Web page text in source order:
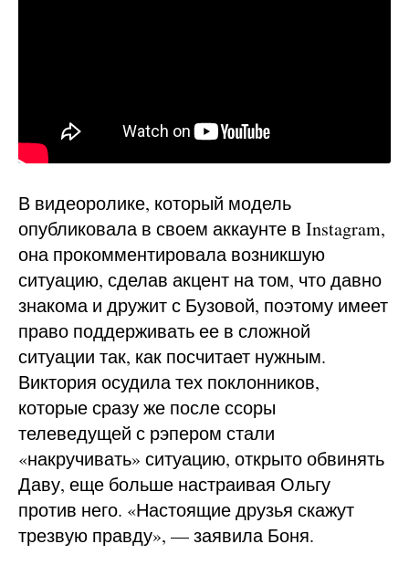
В видеоролике, который модель
опубликовала в своем аккаунте в Instagram,
она прокомментировала возникшую
ситуацию, сделав акцент на том, что давно
знакома и дружит с Бузовой, поэтому имеет
право поддерживать ее в сложной
ситуации так, как посчитает нужным.
Виктория осудила тех поклонников,
которые сразу же после ссоры
телеведущей с рэпером стали
«накручивать» ситуацию, открыто обвинять
Даву, еще больше настраивая Ольгу
против него. «Настоящие друзья скажут
трезвую правду», — заявила Боня.